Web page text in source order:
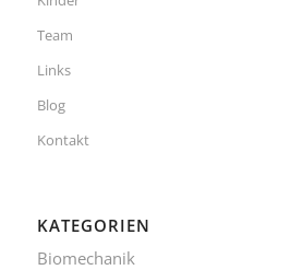
Team
Links
Blog
Kontakt
KATEGORIEN
Biomechanik